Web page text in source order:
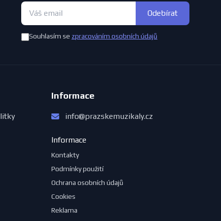
Odebírat
Souhlasím se zpracováním osobních údajů
Informace
info@prazskemuzikaly.cz
Informace
Kontakty
Podmínky použití
Ochrana osobních údajů
Cookies
Reklama